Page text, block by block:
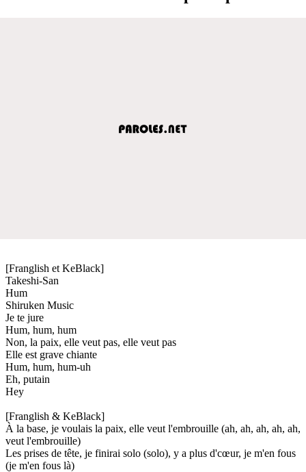
[Franglish et KeBlack]
Takeshi-San
Hum
Shiruken Music
Je te jure
Hum, hum, hum
Non, la paix, elle veut pas, elle veut pas
Elle est grave chiante
Hum, hum, hum-uh
Eh, putain
Hey
[Franglish & KeBlack]
À la base, je voulais la paix, elle veut l'embrouille (ah, ah, ah, ah, ah,
veut l'embrouille)
Les prises de tête, je finirai solo (solo), y a plus d'cœur, je m'en fous
(je m'en fous là)